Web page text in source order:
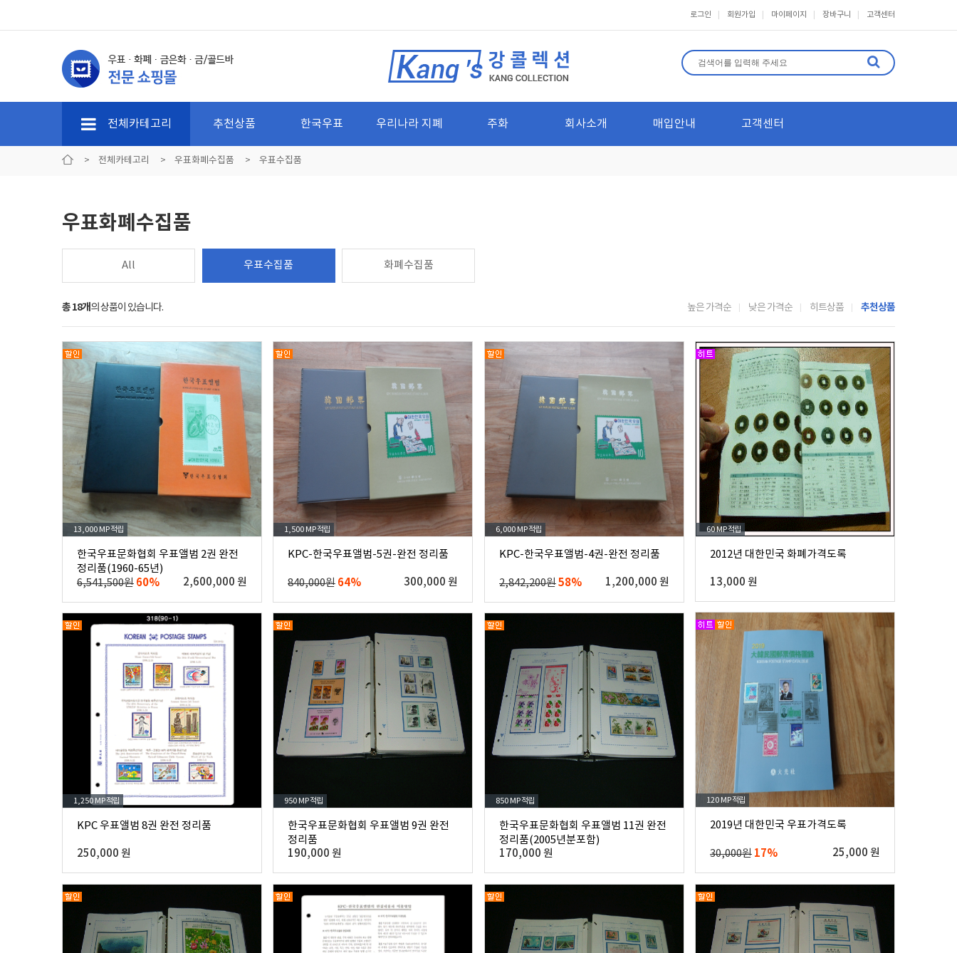
로그인 회원가입 마이페이지 장바구니 고객센터
전체카테고리 추천상품 한국우표 우리나라 지폐 주화 회사소개 매입안내 고객센터
> 전체카테고리 > 우표화폐수집품 > 우표수집품
우표화폐수집품
All 우표수집품 화폐수집품
총 18개의 상품이 있습니다. 높은 가격순 낮은 가격순 히트상품 추천상품
13,000 MP적립
한국우표문화협회 우표앨범 2권 완전
정리품(1960-65년)
6,541,500원 60% 2,600,000 원
1,500 MP적립
KPC-한국우표앨범-5권-완전 정리품
840,000원 64% 300,000 원
6,000 MP적립
KPC-한국우표앨범-4권-완전 정리품
2,842,200원58% 1,200,000 원
60 MP적립
2012년 대한민국 화폐가격도록
13,000 원
120 MP적립
2019년 대한민국 우표가격도록
30,000원 17% 25,000 원
1,250 MP적립
KPC 우표앨범 8권 완전 정리품
250,000 원
950 MP적립
한국우표문화협회 우표앨범 9권 완전
정리품
190,000 원
850 MP적립
한국우표문화협회 우표앨범 11권 완전
정리품(2005년분포함)
170,000 원